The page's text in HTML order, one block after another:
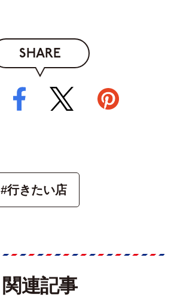
SHARE
#行きたい店
関連記事